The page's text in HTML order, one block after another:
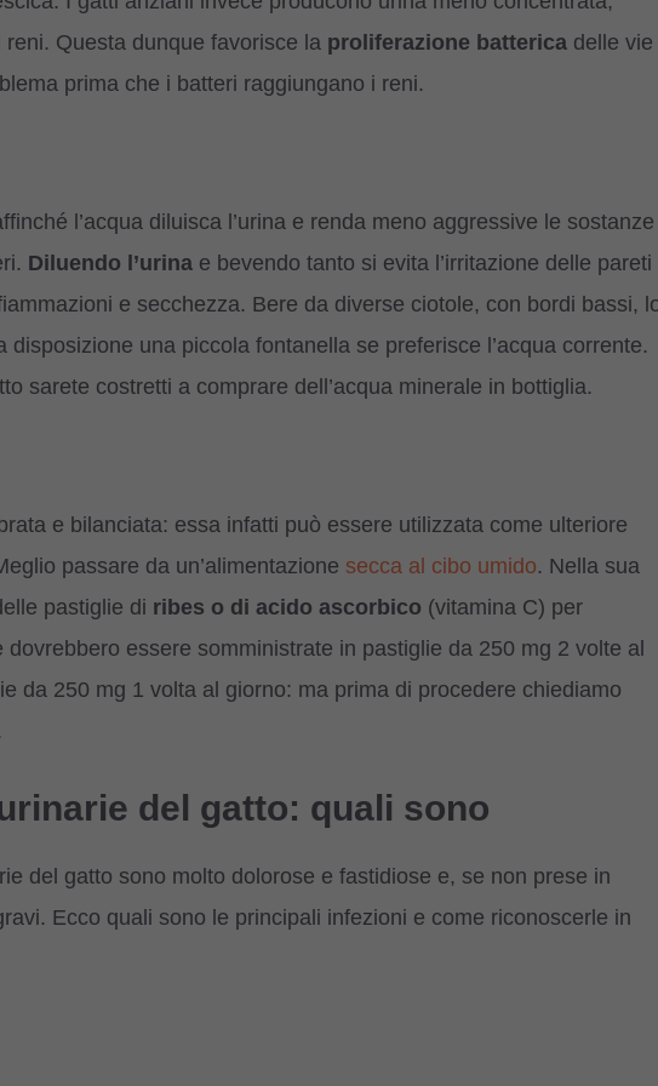
Questa dunque favorisce la proliferazione batterica delle vie
prima che i batteri raggiungano i reni.
l’acqua diluisca l’urina e renda meno aggressive le sostanze
Diluendo l’urina e bevendo tanto si evita l’irritazione delle pareti
e secchezza. Bere da diverse ciotole, con bordi bassi,
una piccola fontanella se preferisce l’acqua corrente.
sarete costretti a comprare dell’acqua minerale in bottiglia.
e bilanciata: essa infatti può essere utilizzata come ulteriore
passare da un’alimentazione secca al cibo umido. Nella sua
pastiglie di ribes o di acido ascorbico (vitamina C) per
essere somministrate in pastiglie da 250 mg 2 volte al
da 250 mg 1 volta al giorno: ma prima di procedere chiediamo
del gatto: quali sono
del gatto sono molto dolorose e fastidiose e, se non prese in
Ecco quali sono le principali infezioni e come riconoscerle in